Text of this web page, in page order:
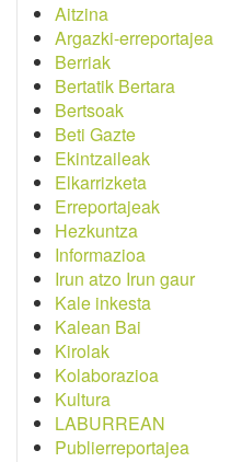
Aitzina
Argazki-erreportajea
Berriak
Bertatik Bertara
Bertsoak
Beti Gazte
Ekintzaileak
Elkarrizketa
Erreportajeak
Hezkuntza
Informazioa
Irun atzo Irun gaur
Kale inkesta
Kalean Bai
Kirolak
Kolaborazioa
Kultura
LABURREAN
Publierreportajea